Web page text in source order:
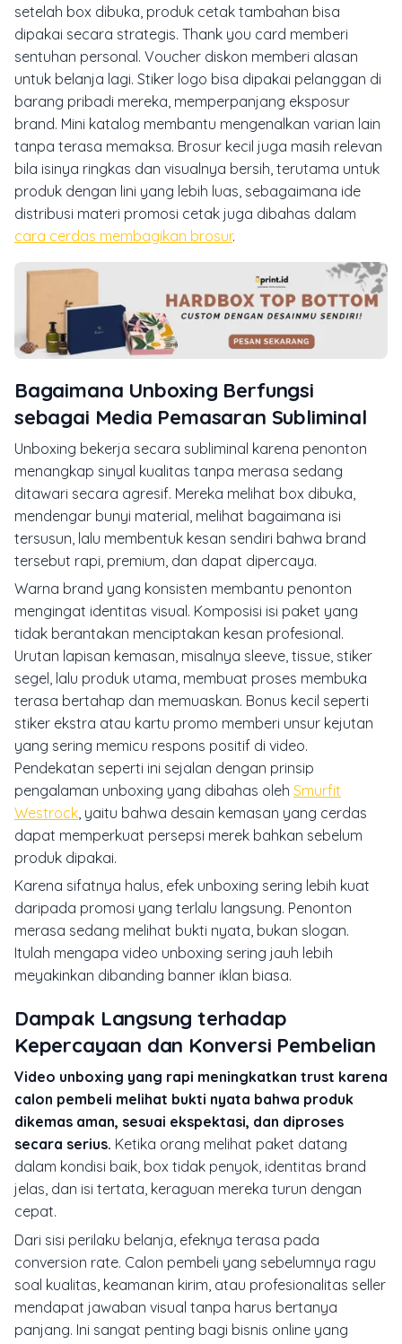
setelah box dibuka, produk cetak tambahan bisa
dipakai secara strategis. Thank you card memberi
sentuhan personal. Voucher diskon memberi alasan
untuk belanja lagi. Stiker logo bisa dipakai pelanggan di
barang pribadi mereka, memperpanjang eksposur
brand. Mini katalog membantu mengenalkan varian lain
tanpa terasa memaksa. Brosur kecil juga masih relevan
bila isinya ringkas dan visualnya bersih, terutama untuk
produk dengan lini yang lebih luas, sebagaimana ide
distribusi materi promosi cetak juga dibahas dalam
cara cerdas membagikan brosur.
Bagaimana Unboxing Berfungsi
sebagai Media Pemasaran Subliminal
Unboxing bekerja secara subliminal karena penonton
menangkap sinyal kualitas tanpa merasa sedang
ditawari secara agresif. Mereka melihat box dibuka,
mendengar bunyi material, melihat bagaimana isi
tersusun, lalu membentuk kesan sendiri bahwa brand
tersebut rapi, premium, dan dapat dipercaya.
Warna brand yang konsisten membantu penonton
mengingat identitas visual. Komposisi isi paket yang
tidak berantakan menciptakan kesan profesional.
Urutan lapisan kemasan, misalnya sleeve, tissue, stiker
segel, lalu produk utama, membuat proses membuka
terasa bertahap dan memuaskan. Bonus kecil seperti
stiker ekstra atau kartu promo memberi unsur kejutan
yang sering memicu respons positif di video.
Pendekatan seperti ini sejalan dengan prinsip
pengalaman unboxing yang dibahas oleh Smurfit
Westrock , yaitu bahwa desain kemasan yang cerdas
dapat memperkuat persepsi merek bahkan sebelum
produk dipakai.
Karena sifatnya halus, efek unboxing sering lebih kuat
daripada promosi yang terlalu langsung. Penonton
merasa sedang melihat bukti nyata, bukan slogan.
Itulah mengapa video unboxing sering jauh lebih
meyakinkan dibanding banner iklan biasa.
Dampak Langsung terhadap
Kepercayaan dan Konversi Pembelian
Video unboxing yang rapi meningkatkan trust karena
calon pembeli melihat bukti nyata bahwa produk
dikemas aman, sesuai ekspektasi, dan diproses
secara serius. Ketika orang melihat paket datang
dalam kondisi baik, box tidak penyok, identitas brand
jelas, dan isi tertata, keraguan mereka turun dengan
cepat.
Dari sisi perilaku belanja, efeknya terasa pada
conversion rate. Calon pembeli yang sebelumnya ragu
soal kualitas, keamanan kirim, atau profesionalitas seller
mendapat jawaban visual tanpa harus bertanya
panjang. Ini sangat penting bagi bisnis online yang